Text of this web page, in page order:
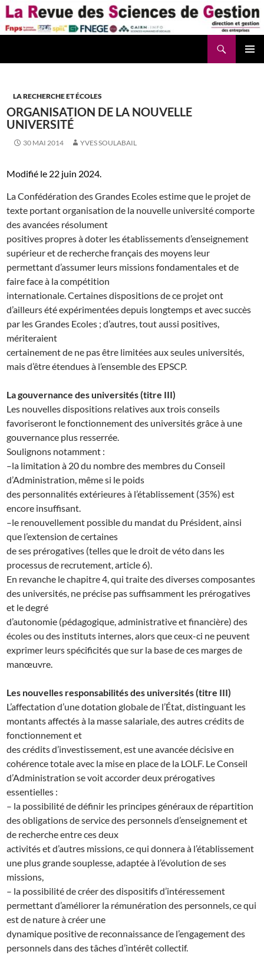
Aller
au
contenu
LA RECHERCHE ET ÉCOLES
ORGANISATION DE LA NOUVELLE
UNIVERSITÉ
30 MAI 2014 YVES SOULABAIL
Modifié le 22 juin 2024.
La Confédération des Grandes Ecoles estime que le projet de
texte portant organisation de la nouvelle université comporte
des avancées résolument
positives propres à doter les établissements d’enseignement
supérieur et de recherche français des moyens leur
permettant d’assumer leurs missions fondamentales et de
faire face à la compétition
internationale. Certaines dispositions de ce projet ont
d’ailleurs été expérimentées depuis longtemps et avec succès
par les Grandes Ecoles ; d’autres, tout aussi positives,
mériteraient
certainement de ne pas être limitées aux seules universités,
mais d’être étendues à l’ensemble des EPSCP.
La gouvernance des universités (titre III)
Les nouvelles dispositions relatives aux trois conseils
favoriseront le fonctionnement des universités grâce à une
gouvernance plus resserrée.
Soulignons notamment :
–la limitation à 20 du nombre des membres du Conseil
d’Administration, même si le poids
des personnalités extérieures à l’établissement (35%) est
encore insuffisant.
–le renouvellement possible du mandat du Président, ainsi
que l’extension de certaines
de ses prérogatives (telles que le droit de véto dans les
processus de recrutement, article 6).
En revanche le chapitre 4, qui traite des diverses composantes
des universités, ne précise pas suffisamment les prérogatives
et le degré
d’autonomie (pédagogique, administrative et financière) des
écoles ou des instituts internes, alors que ceux-ci ne peuvent
exprimer leurs spécificités que sur la base de ces marges de
manœuvre.
Les nouvelles responsabilités des universités (titre III)
L’affectation d’une dotation globale de l’État, distinguant les
montants affectés à la masse salariale, des autres crédits de
fonctionnement et
des crédits d’investissement, est une avancée décisive en
cohérence totale avec la mise en place de la LOLF. Le Conseil
d’Administration se voit accorder deux prérogatives
essentielles :
– la possibilité de définir les principes généraux de répartition
des obligations de service des personnels d’enseignement et
de recherche entre ces deux
activités et d’autres missions, ce qui donnera à l’établissement
une plus grande souplesse, adaptée à l’évolution de ses
missions,
– la possibilité de créer des dispositifs d’intéressement
permettant d’améliorer la rémunération des personnels, ce qui
est de nature à créer une
dynamique positive de reconnaissance de l’engagement des
personnels dans des tâches d’intérêt collectif.